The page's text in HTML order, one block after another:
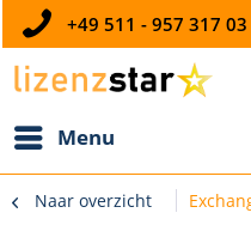
+49 511 - 957 317 03
Menu
Naar overzicht